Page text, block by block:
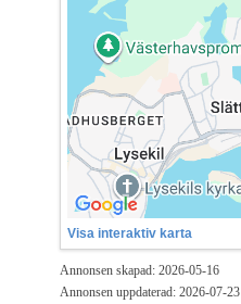
Visa interaktiv karta
Annonsen skapad: 2026-05-16
Annonsen uppdaterad: 2026-07-23